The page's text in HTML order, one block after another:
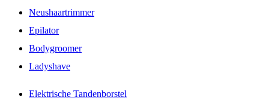
Neushaartrimmer
Epilator
Bodygroomer
Ladyshave
Elektrische Tandenborstel